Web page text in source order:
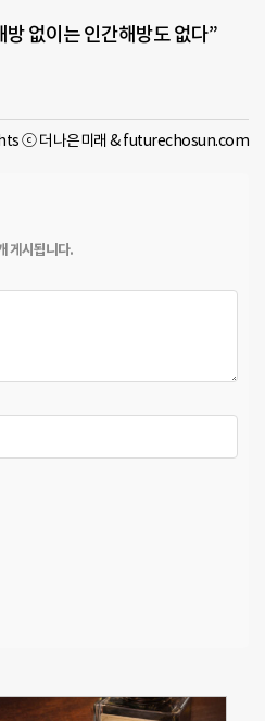
방 없이는 인간해방도 없다”
ⓒ 더나은미래 & futurechosun.com